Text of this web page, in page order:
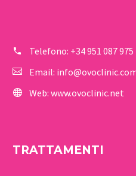
Telefono: +34 951 087 975
Email:
Web: www.ovoclinic.net
TRATTAMENTI